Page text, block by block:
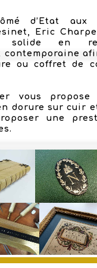
d’Etat aux
Eric
solide en
ou coffret de
vous propose
dorure sur cuir
une